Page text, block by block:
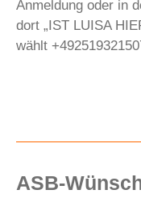
Anmeldung oder in
dort „IST LUISA
wählt
ASB-